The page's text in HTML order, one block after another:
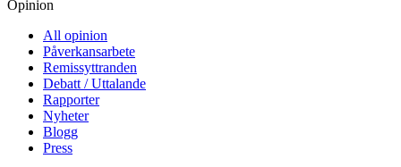
Opinion
All opinion
Påverkansarbete
Remissyttranden
Debatt / Uttalande
Rapporter
Nyheter
Blogg
Press